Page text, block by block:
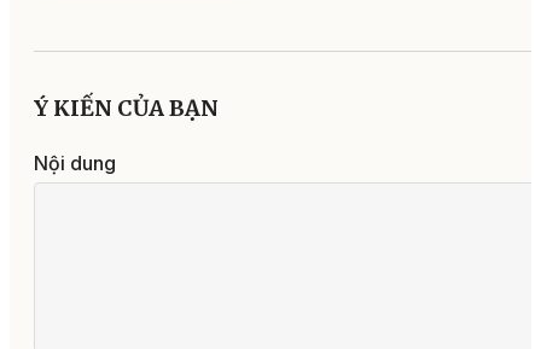
Ý KIẾN CỦA BẠN
Nội dung